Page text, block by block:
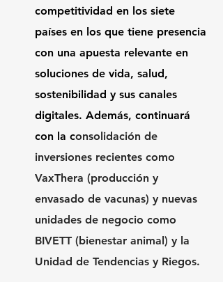
competitividad en los siete
países en los que tiene presencia
con una apuesta relevante en
soluciones de vida, salud,
sostenibilidad y sus canales
digitales. Además, continuará
con la consolidación de
inversiones recientes como
VaxThera (producción y
envasado de vacunas) y nuevas
unidades de negocio como
BIVETT (bienestar animal) y la
Unidad de Tendencias y Riegos.